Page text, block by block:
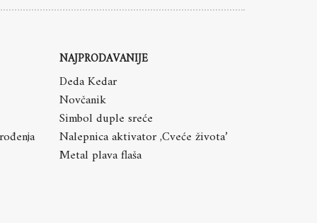
NAJPRODAVANIJE
Deda Kedar
Novčanik
Simbol duple sreće
Nalepnica aktivator ,Cveće života’
Metal plava flaša